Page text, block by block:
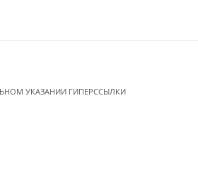
УКАЗАНИИ ГИПЕРССЫЛКИ